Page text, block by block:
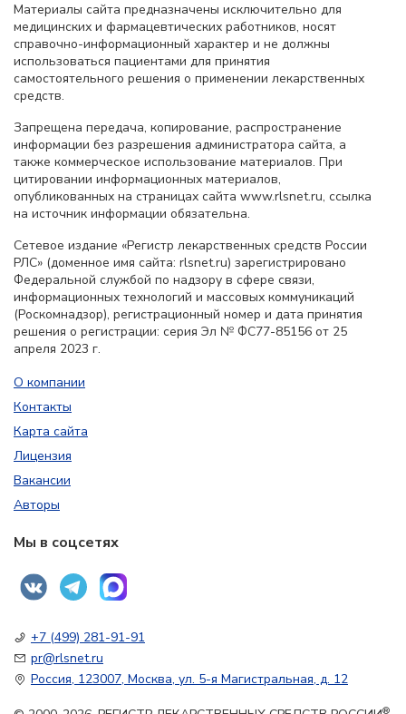
Материалы сайта предназначены исключительно для
медицинских и фармацевтических работников, носят
справочно-информационный характер и не должны
использоваться пациентами для принятия
самостоятельного решения о применении лекарственных
средств.
Запрещена передача, копирование, распространение
информации без разрешения администратора сайта, а
также коммерческое использование материалов. При
цитировании информационных материалов,
опубликованных на страницах сайта www.rlsnet.ru, ссылка
на источник информации обязательна.
Сетевое издание «Регистр лекарственных средств России
РЛС» (доменное имя сайта: rlsnet.ru) зарегистрировано
Федеральной службой по надзору в сфере связи,
информационных технологий и массовых коммуникаций
(Роскомнадзор), регистрационный номер и дата принятия
решения о регистрации: серия Эл № ФС77-85156 от 25
апреля 2023 г.
О компании
Контакты
Карта сайта
Лицензия
Вакансии
Авторы
Мы в соцсетях
+7 (499) 281-91-91
pr@rlsnet.ru
Россия, 123007, Москва, ул. 5-я Магистральная, д. 12
®